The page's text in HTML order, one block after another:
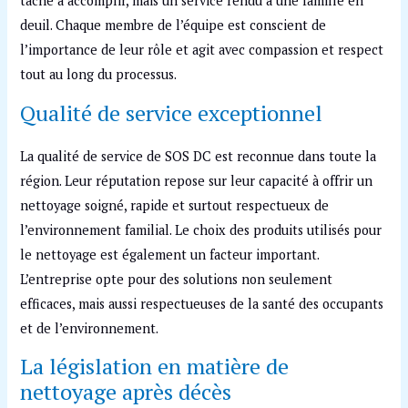
deuil. Chaque membre de l’équipe est conscient de
l’importance de leur rôle et agit avec compassion et respect
tout au long du processus.
Qualité de service exceptionnel
La qualité de service de SOS DC est reconnue dans toute la
région. Leur réputation repose sur leur capacité à offrir un
nettoyage soigné, rapide et surtout respectueux de
l’environnement familial. Le choix des produits utilisés pour
le nettoyage est également un facteur important.
L’entreprise opte pour des solutions non seulement
efficaces, mais aussi respectueuses de la santé des occupants
et de l’environnement.
La législation en matière de
nettoyage après décès